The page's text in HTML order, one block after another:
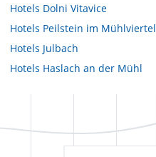
Hotels Dolni Vitavice
Hotels Peilstein im Mühlviertel
Hotels Julbach
Hotels Haslach an der Mühl